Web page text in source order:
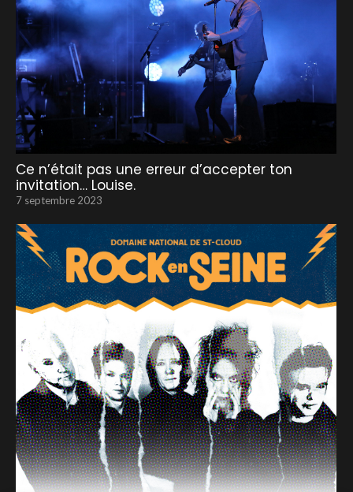
Ce n’était pas une erreur d’accepter ton
invitation… Louise.
7 septembre 2023